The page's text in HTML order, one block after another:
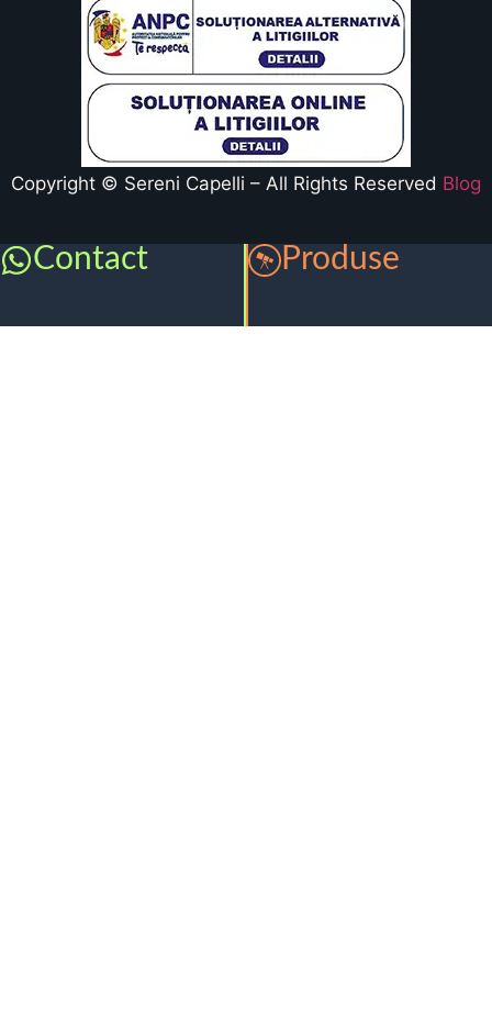
Copyright © Sereni Capelli – All Rights Reserved Blog
Contact Produse